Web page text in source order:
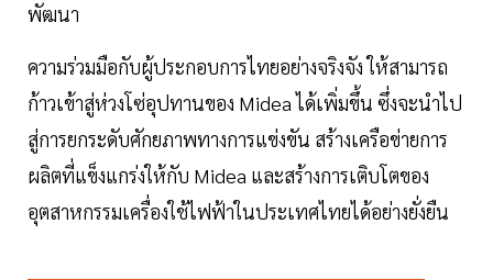
พัฒนา
ความร่วมมือกับผู้ประกอบการไทยอย่างจริงจัง ให้สามารถ
ก้าวเข้าสู่ห่วงโซ่อุปทานของ Midea ได้เพิ่มขึ้น ซึ่งจะนำไป
สู่การยกระดับศักยภาพทางการแข่งขัน สร้างเครือข่ายการ
ผลิตที่แข็งแกร่งให้กับ Midea และสร้างการเติบโตของ
อุตสาหกรรมเครื่องใช้ไฟฟ้าในประเทศไทยได้อย่างยั่งยืน